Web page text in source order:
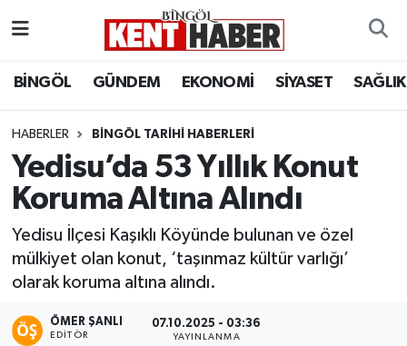
BİNGÖL GÜNDEM EKONOMİ SİYASET SAĞLIK
HABERLER BINGÖL TARIHI HABERLERI
Yedisu’da 53 Yıllık Konut
Koruma Altına Alındı
Yedisu İlçesi Kaşıklı Köyünde bulunan ve özel
mülkiyet olan konut, ‘taşınmaz kültür varlığı’
olarak koruma altına alındı.
ÖMER ŞANLI
EDITÖR
07.10.2025 - 03:36
YAYINLANMA
BİLİM-TEKNOLOJİ
DÜNYA
EĞİTİM
EKONOMİ
Bingöl Hava Durumu
Bingöl Namaz Vakitleri
Bingöl Trafik Yoğunluk Haritası
Süper Lig Puan Durumu ve Fikstür